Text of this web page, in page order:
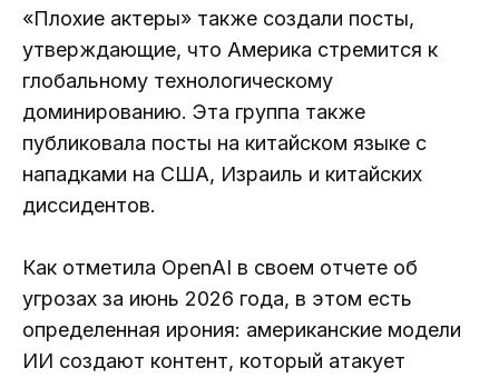
«Плохие актеры» также создали посты,
утверждающие, что Америка стремится к
глобальному технологическому
доминированию. Эта группа также
публиковала посты на китайском языке с
нападками на США, Израиль и китайских
диссидентов.
Как отметила OpenAI в своем отчете об
угрозах за июнь 2026 года, в этом есть
определенная ирония: американские модели
ИИ создают контент, который атакует